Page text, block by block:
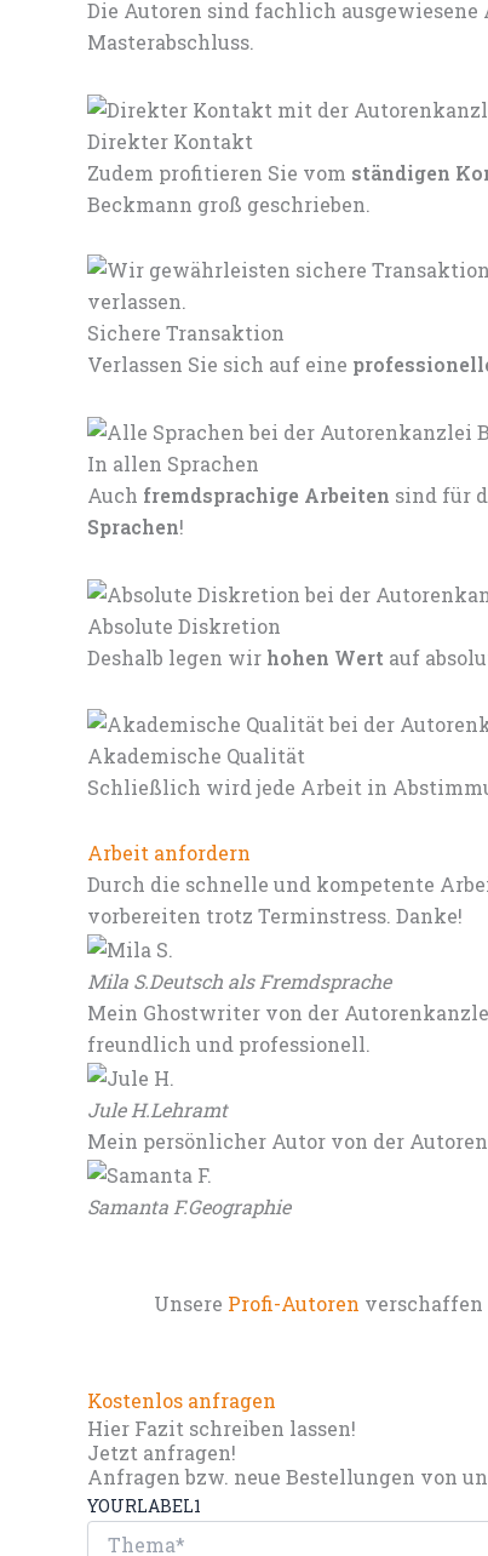
Die Autoren sind fachlich
Masterabschluss.
Direkter Kontakt
Zudem profitieren Sie vom ständigen
Beckmann groß geschrieben.
Sichere Transaktion
Verlassen Sie sich auf eine
In allen Sprachen
Auch fremdsprachige Arbeiten sind für
Sprachen!
Absolute Diskretion
Deshalb legen wir hohen Wert auf
Akademische Qualität
Schließlich wird jede Arbeit in
Arbeit anfordern
Durch die schnelle und kompetente
vorbereiten trotz Terminstress. Danke!
Mila S.Deutsch als Fremdsprache
Mein Ghostwriter von der
freundlich und professionell.
Jule H.Lehramt
Mein persönlicher Autor von der
Samanta F.Geographie
Unsere Profi-Autoren verschaffen
Kostenlos anfragen
Hier Fazit schreiben lassen!
Jetzt anfragen!
Anfragen bzw. neue Bestellungen von
YOURLABEL1